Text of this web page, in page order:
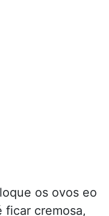
os ovos eo
ficar cremosa,